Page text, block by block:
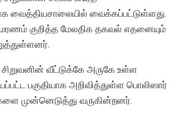
வைத்தியசாலையில் வைக்கப்பட்டுள்ளது.
மரணம் குறித்த மேலதிக தகவல் எதனையும்
வீட்டுக்கே அருகே உள்ள
பகுதியாக அறிவித்துள்ள பொலிஸார்
முன்னெடுத்து வருகின்றனர்.